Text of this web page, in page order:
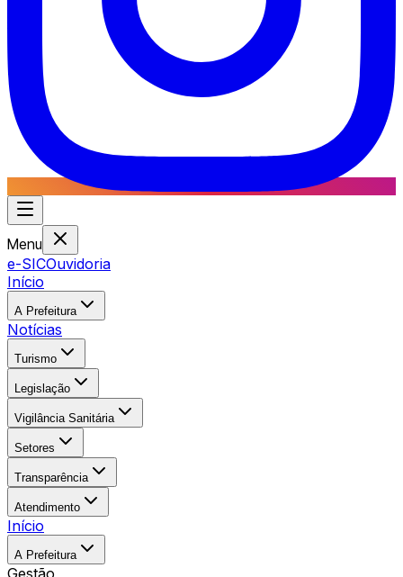
Menu
e-SICOuvidoria
Início
A Prefeitura
Notícias
Turismo
Legislação
Vigilância Sanitária
Setores
Transparência
Atendimento
Início
A Prefeitura
Gestão